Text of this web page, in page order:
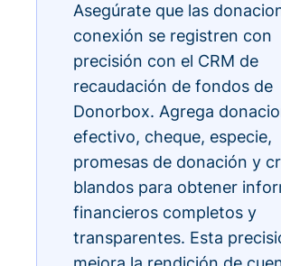
Asegúrate que las
conexión se registren con
precisión con el CRM de
recaudación de fondos de
Donorbox. Agrega
efectivo, cheque, especie,
promesas de donación y
blandos para obtener
financieros completos y
transparentes. Esta